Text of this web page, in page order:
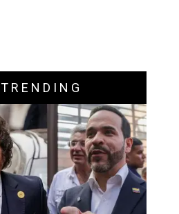
TRENDING